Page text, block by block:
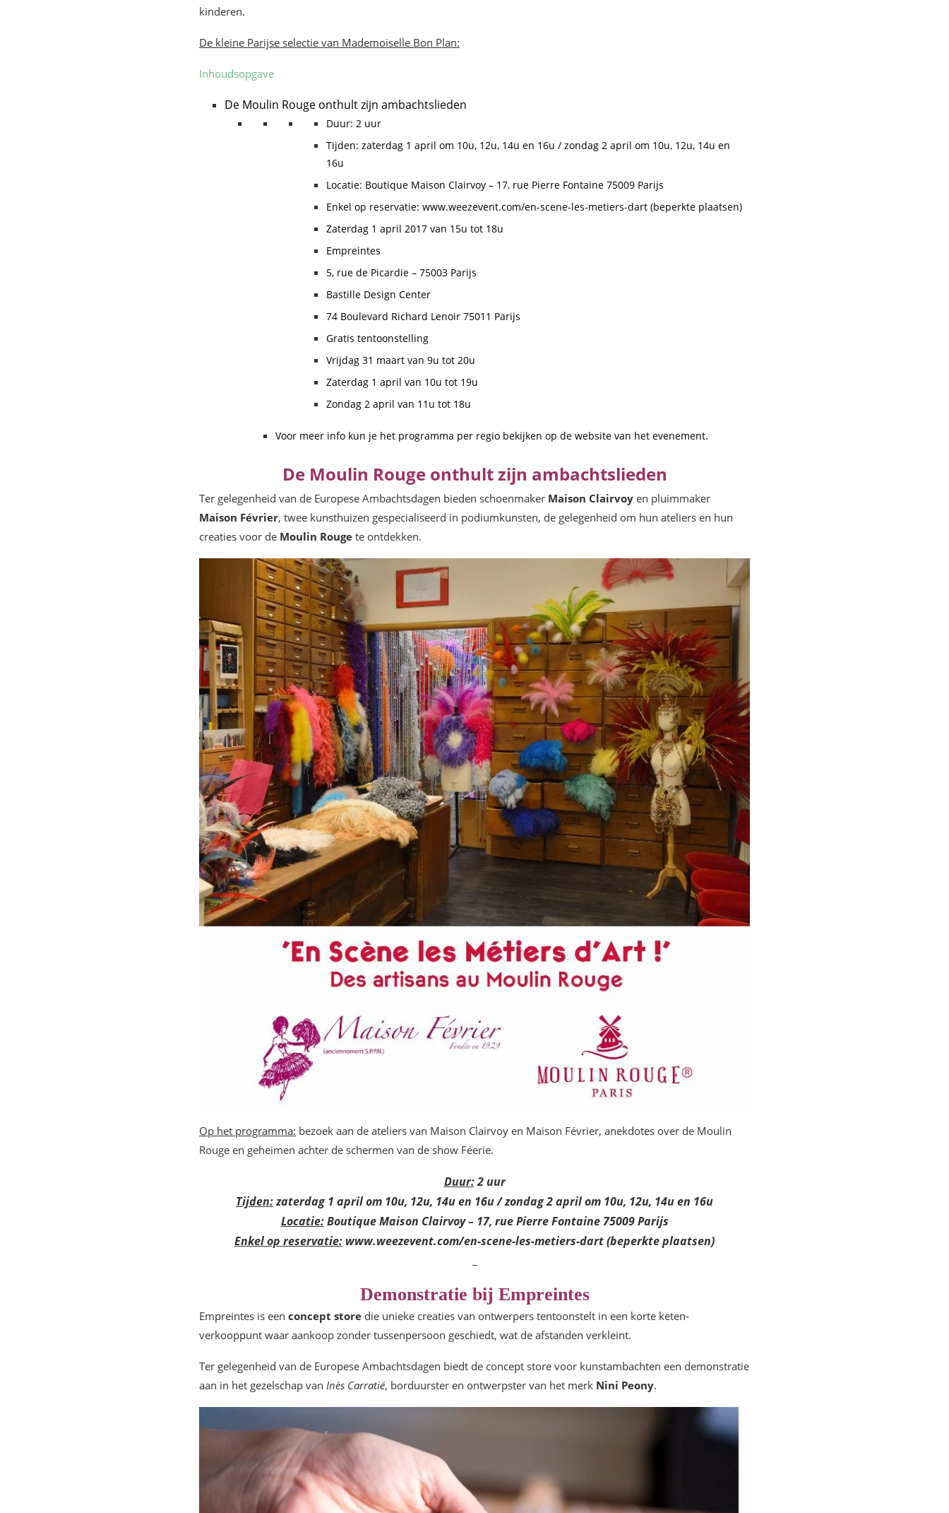
kinderen.
De kleine Parijse selectie van Mademoiselle Bon Plan:
Inhoudsopgave
De Moulin Rouge onthult zijn ambachtslieden
Duur: 2 uur
Tijden: zaterdag 1 april om 10u, 12u, 14u en 16u / zondag 2 april om 10u, 12u, 14u en
16u
Locatie: Boutique Maison Clairvoy – 17, rue Pierre Fontaine 75009 Parijs
Enkel op reservatie: www.weezevent.com/en-scene-les-metiers-dart (beperkte plaatsen)
Zaterdag 1 april 2017 van 15u tot 18u
Empreintes
5, rue de Picardie – 75003 Parijs
Bastille Design Center
74 Boulevard Richard Lenoir 75011 Parijs
Gratis tentoonstelling
Vrijdag 31 maart van 9u tot 20u
Zaterdag 1 april van 10u tot 19u
Zondag 2 april van 11u tot 18u
Voor meer info kun je het programma per regio bekijken op de website van het evenement.
De Moulin Rouge onthult zijn ambachtslieden
Ter gelegenheid van de Europese Ambachtsdagen bieden schoenmaker Maison Clairvoy en pluimmaker
Maison Février, twee kunsthuizen gespecialiseerd in podiumkunsten, de gelegenheid om hun ateliers en hun
creaties voor de Moulin Rouge te ontdekken.
Op het programma: bezoek aan de ateliers van Maison Clairvoy en Maison Février, anekdotes over de Moulin
Rouge en geheimen achter de schermen van de show Féerie.
Duur:2 uur
Tijden:zaterdag 1 april om 10u, 12u, 14u en 16u / zondag 2 april om 10u, 12u, 14u en 16u
Locatie:Boutique Maison Clairvoy – 17, rue Pierre Fontaine 75009 Parijs
Enkel op reservatie: www.weezevent.com/en-scene-les-metiers-dart (beperkte plaatsen)
Demonstratie bij Empreintes
Empreintes is een concept store die unieke creaties van ontwerpers tentoonstelt in een korte keten-
verkooppunt waar aankoop zonder tussenpersoon geschiedt, wat de afstanden verkleint.
Ter gelegenheid van de Europese Ambachtsdagen biedt de concept store voor kunstambachten een demonstratie
aan in het gezelschap van Inès Carratié, borduurster en ontwerpster van het merk Nini Peony.